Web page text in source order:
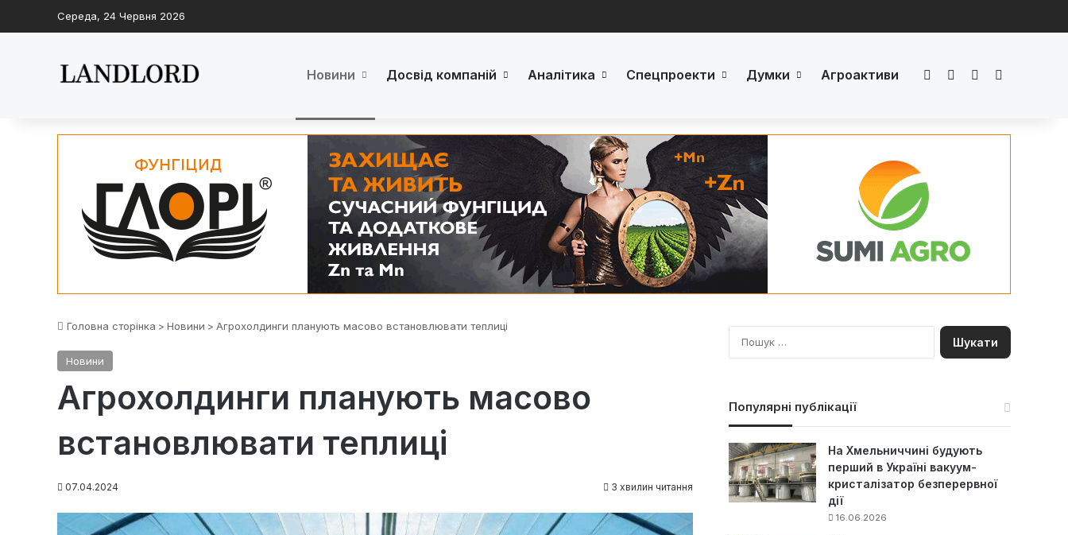
Середа, 24 Червня 2026
Новини Досвід компаній Аналітика Спецпроекти Думки Агроактиви FacebookLinkedInYouTube
Головна сторінка > Новини > Агрохолдинги планують масово встановлювати теплиці
Новини
Агрохолдинги планують масово
встановлювати теплиці
07.04.2024 3 хвилин читання
П
о
Популярні публікації
На Хмельниччині будують
перший в Україні вакуум-
кристалізатор безперервної
дії
16.06.2026